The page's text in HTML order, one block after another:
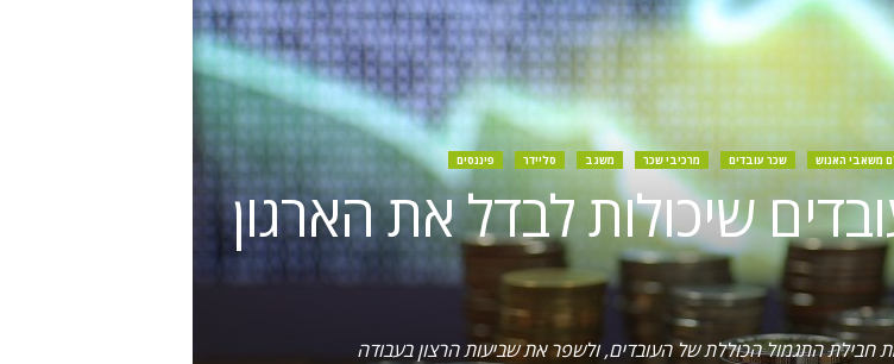
משאבי האנוש שכר עובדים מרכיבי שכר משגב סליידר פיננסים
שיכולות לבדל את הארגון
חבילת התגמול הכוללת של העובדים, ולשפר את שביעות הרצון בעבודה